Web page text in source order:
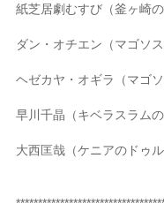
紙芝居劇むすび（釜ヶ崎
ダン・オチエン（マゴソ
ヘゼカヤ・オギラ（マゴ
早川千晶（キベラスラム
大西匡哉（ケニアのドゥ